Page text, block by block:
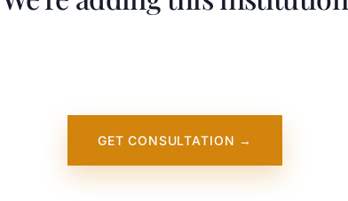
GET CONSULTATION →